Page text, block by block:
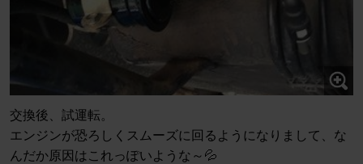
交換後、試運転。
エンジンが恐ろしくスムーズに回るようになりまして、な
んだか原因はこれっぽいような～💦